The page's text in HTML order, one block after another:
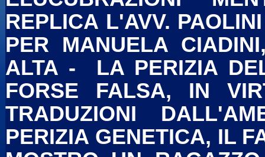
REPLICA L'AVV.
PER MANUELA
ALTA - LA PERIZIA
FORSE FALSA, IN
TRADUZIONI
PERIZIA GENETICA, IL